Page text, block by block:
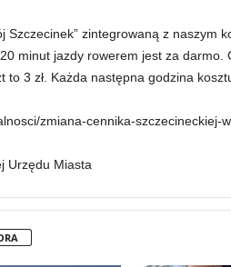
Szczecinek” zintegrowaną z
minut jazdy rowerem jest za
3 zł. Każda następna godzina
zmiana-cennika-
Urzędu Miasta